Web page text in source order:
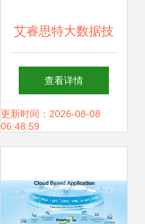
艾睿思特大数据技
术培训 成就职场薪
贵岗位“数据处
查看详情
更新时间：2026-08-08
06:48:59